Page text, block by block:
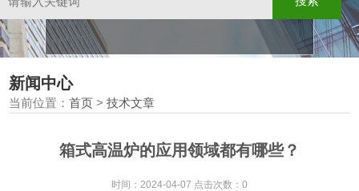
新闻中心
当前位置：首页 >技术文章
箱式高温炉的应用领域都有哪些？
时间：2024-04-07 点击次数：0